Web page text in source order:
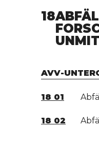
18
AVV-
18 01
18 02